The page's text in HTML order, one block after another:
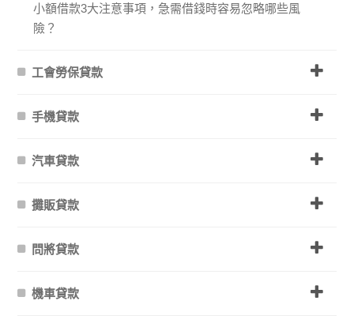
小額借款3大注意事項，急需借錢時容易忽略哪些風
險？
工會勞保貸款
手機貸款
汽車貸款
攤販貸款
問將貸款
機車貸款